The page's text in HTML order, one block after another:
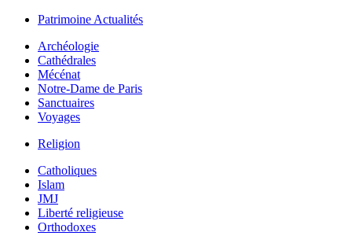
Patrimoine Actualités
Archéologie
Cathédrales
Mécénat
Notre-Dame de Paris
Sanctuaires
Voyages
Religion
Catholiques
Islam
JMJ
Liberté religieuse
Orthodoxes